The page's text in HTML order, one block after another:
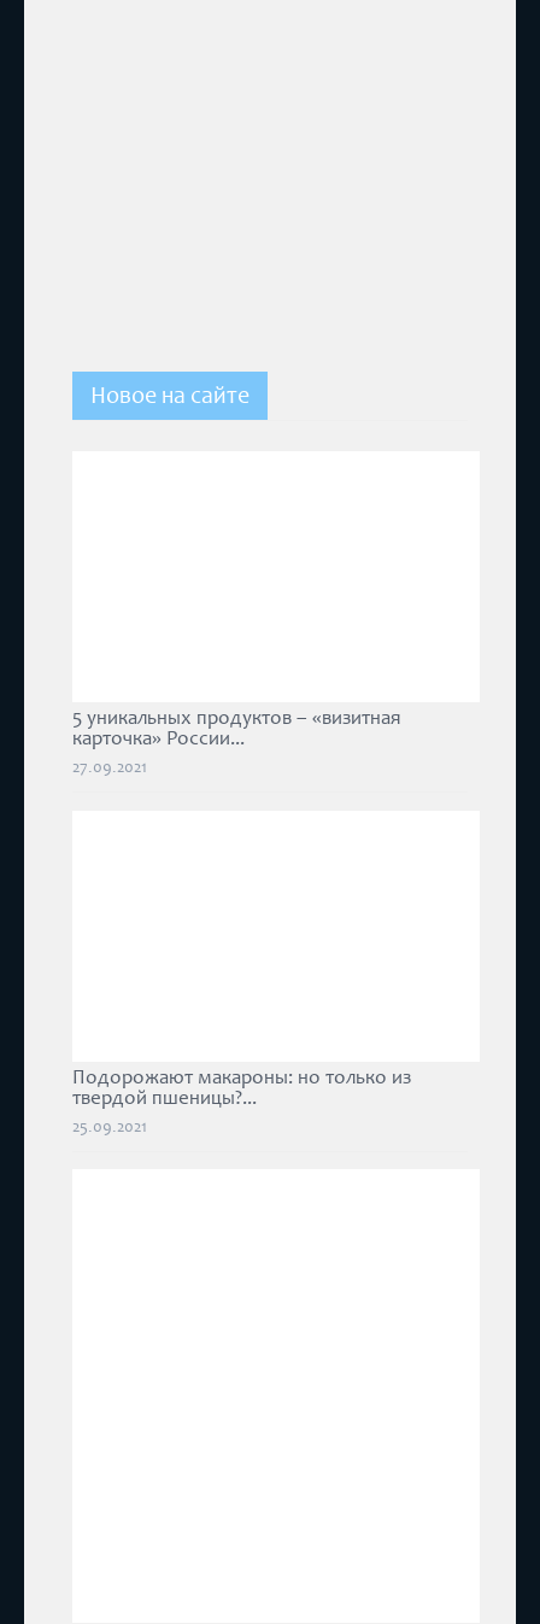
Новое на сайте
5 уникальных продуктов – «визитная
карточка» России...
27.09.2021
Подорожают макароны: но только из
твердой пшеницы?...
25.09.2021